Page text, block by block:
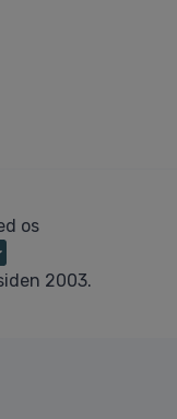
os
2003.